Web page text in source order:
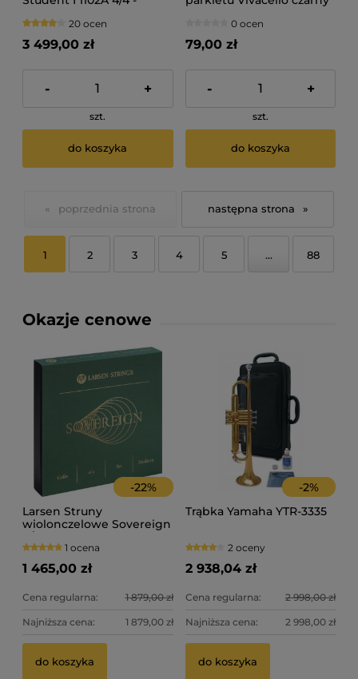
20 ocen
3 499,00 zł
- +
szt.
do koszyka
0 ocen
79,00 zł
- +
szt.
do koszyka
«
1 2 3 4 5 ... 88
»
Okazje cenowe
-22%
Larsen Struny
wiolonczelowe Sovereign
4/4
1 ocena
1 465,00 zł
Cena regularna: 1 879,00 zł
Najniższa cena: 1 879,00 zł
do koszyka
-2%
Trąbka Yamaha YTR-3335
2 oceny
2 938,04 zł
Cena regularna: 2 998,00 zł
Najniższa cena: 2 998,00 zł
do koszyka